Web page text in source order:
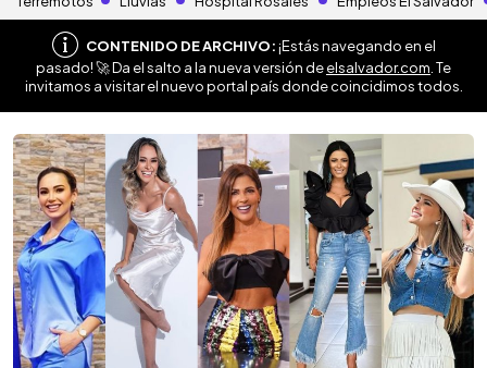
CONTENIDO DE ARCHIVO:¡Estás navegando en el
pasado! 🚀 Da el salto a la nueva versión deelsalvador.com . Te
invitamos a visitar el nuevo portal país donde coincidimos todos.